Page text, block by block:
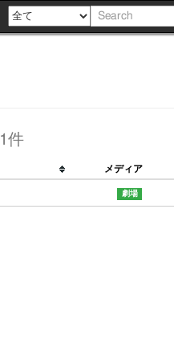
1件
メディア